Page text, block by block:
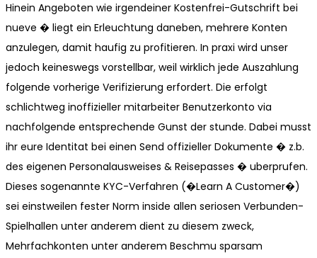
Hinein Angeboten wie irgendeiner Kostenfrei-Gutschrift bei
nueve � liegt ein Erleuchtung daneben, mehrere Konten
anzulegen, damit haufig zu profitieren. In praxi wird unser
jedoch keineswegs vorstellbar, weil wirklich jede Auszahlung
folgende vorherige Verifizierung erfordert. Die erfolgt
schlichtweg inoffizieller mitarbeiter Benutzerkonto via
nachfolgende entsprechende Gunst der stunde. Dabei musst
ihr eure Identitat bei einen Send offizieller Dokumente � z.b.
des eigenen Personalausweises & Reisepasses � uberprufen.
Dieses sogenannte KYC-Verfahren (�Learn A Customer�)
sei einstweilen fester Norm inside allen seriosen Verbunden-
Spielhallen unter anderem dient zu diesem zweck,
Mehrfachkonten unter anderem Beschmu sparsam